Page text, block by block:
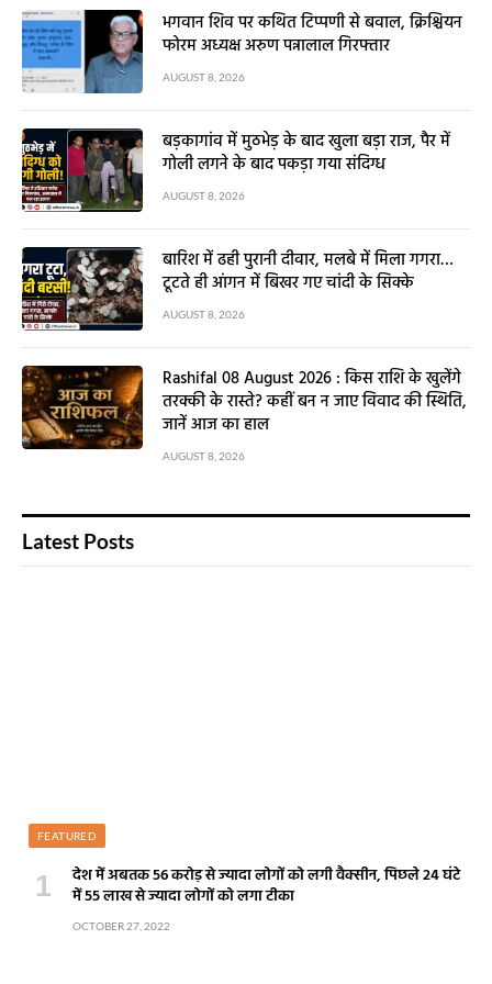
भगवान शिव पर कथित टिप्पणी से बवाल, क्रिश्चियन
फोरम अध्यक्ष अरुण पन्नालाल गिरफ्तार
AUGUST 8, 2026
बड़कागांव में मुठभेड़ के बाद खुला बड़ा राज, पैर में
गोली लगने के बाद पकड़ा गया संदिग्ध
AUGUST 8, 2026
बारिश में ढही पुरानी दीवार, मलबे में मिला गगरा…
टूटते ही आंगन में बिखर गए चांदी के सिक्के
AUGUST 8, 2026
Rashifal 08 August 2026 : किस राशि के खुलेंगे
तरक्की के रास्ते? कहीं बन न जाए विवाद की स्थिति,
जानें आज का हाल
AUGUST 8, 2026
Latest Posts
FEATURED
देश में अबतक 56 करोड़ से ज्यादा लोगों को लगी वैक्सीन, पिछले 24 घंटे
में 55 लाख से ज्यादा लोगों को लगा टीका
OCTOBER 27, 2022